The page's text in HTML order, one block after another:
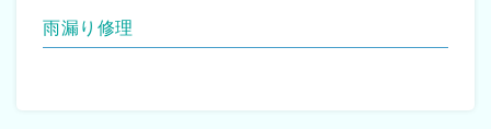
雨漏り修理